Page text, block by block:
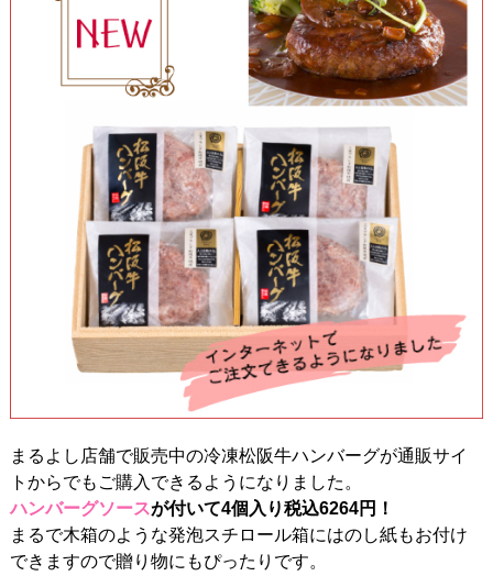
まるよし店舗で販売中の冷凍松阪牛ハンバーグが通販サイ
トからでもご購入できるようになりました。
ハンバーグソースが付いて4個入り税込6264円！
まるで木箱のような発泡スチロール箱にはのし紙もお付け
できますので贈り物にもぴったりです。